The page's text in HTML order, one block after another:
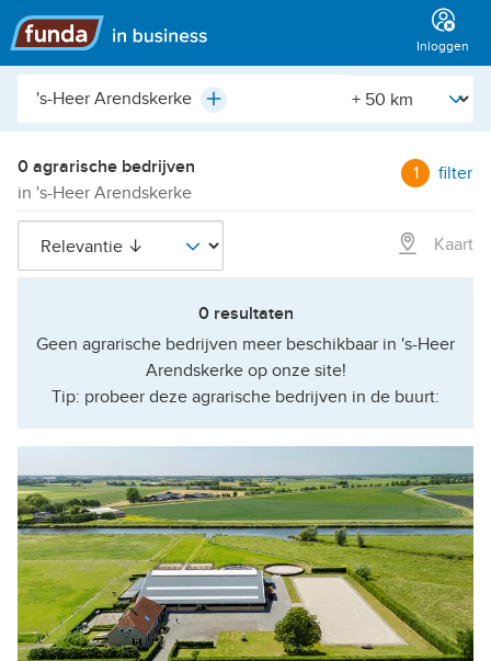
Hoofdmenu
Inloggen
Plaats,
etc.
Plus [Straal]
0 agrarische bedrijven
in 's-Heer Arendskerke
1 filter
Kaart
0 resultaten
Geen agrarische bedrijven meer beschikbaar in 's-Heer
Arendskerke op onze site!
Tip: probeer deze agrarische bedrijven in de buurt: